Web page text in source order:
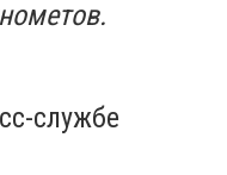
службе